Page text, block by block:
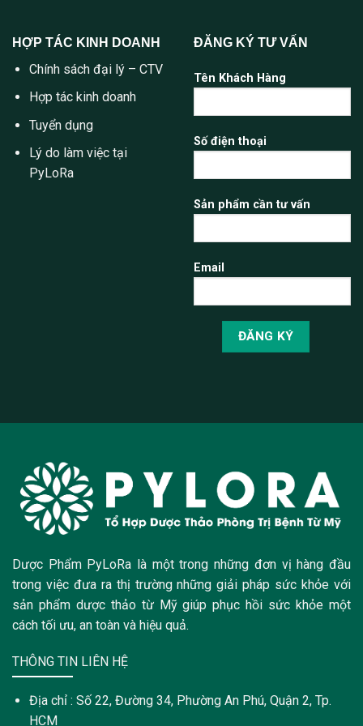
HỢP TÁC KINH DOANH
Chính sách đại lý – CTV
Hợp tác kinh doanh
Tuyển dụng
Lý do làm việc tại
PyLoRa
ĐĂNG KÝ TƯ VẤN
Tên Khách Hàng
Số điện thoại
Sản phẩm cần tư vấn
Email
Dược Phẩm PyLoRa là một trong những đơn vị hàng đầu
trong việc đưa ra thị trường những giải pháp sức khỏe với
sản phẩm dược thảo từ Mỹ giúp phục hồi sức khỏe một
cách tối ưu, an toàn và hiệu quả.
THÔNG TIN LIÊN HỆ
Địa chỉ : Số 22, Đường 34, Phường An Phú, Quận 2, Tp.
HCM